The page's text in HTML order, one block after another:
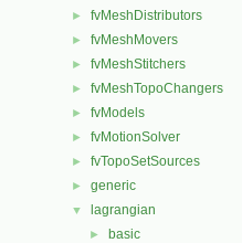
► fvMeshDistributors
► fvMeshMovers
► fvMeshStitchers
► fvMeshTopoChangers
► fvModels
► fvMotionSolver
► fvTopoSetSources
► generic
▼ lagrangian
► basic